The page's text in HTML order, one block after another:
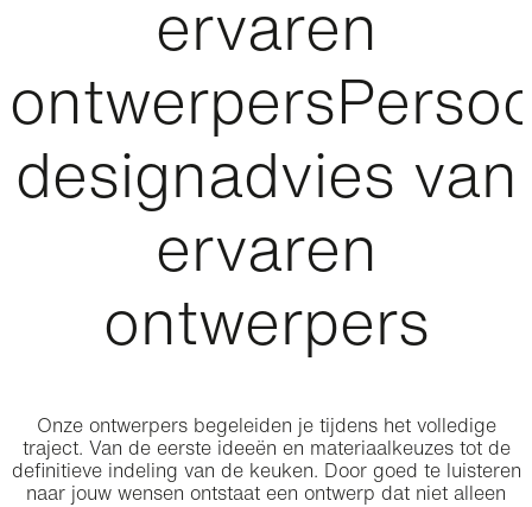
ervaren
ontwerpers
designadvies van
ervaren
ontwerpers
Onze ontwerpers begeleiden je tijdens het volledige
traject. Van de eerste ideeën en materiaalkeuzes tot de
definitieve indeling van de keuken. Door goed te luisteren
naar jouw wensen ontstaat een ontwerp dat niet alleen